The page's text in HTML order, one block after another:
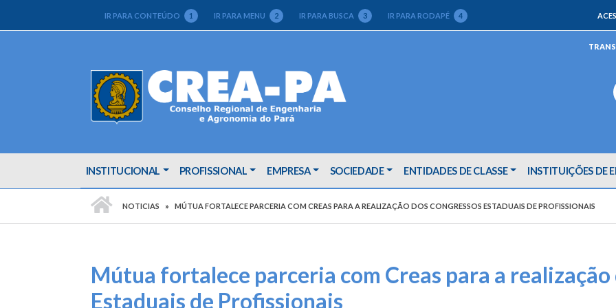
IR PARA CONTEÚDO 1 IR PARA MENU 2 IR PARA BUSCA 3 IR PARA RODAPÉ 4
INSTITUCIONAL PROFISSIONAL EMPRESA SOCIEDADE ENTIDADES DE CLASSE INSTITUIÇÕES DE
NOTICIAS MÚTUA FORTALECE PARCERIA COM CREAS PARA A REALIZAÇÃO DOS CONGRESSOS ESTADUAIS DE PROFISSIONAIS
Mútua fortalece parceria com Creas para a realização
Estaduais de Profissionais